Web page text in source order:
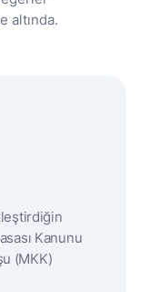
altında.
Kanunu
(MKK)